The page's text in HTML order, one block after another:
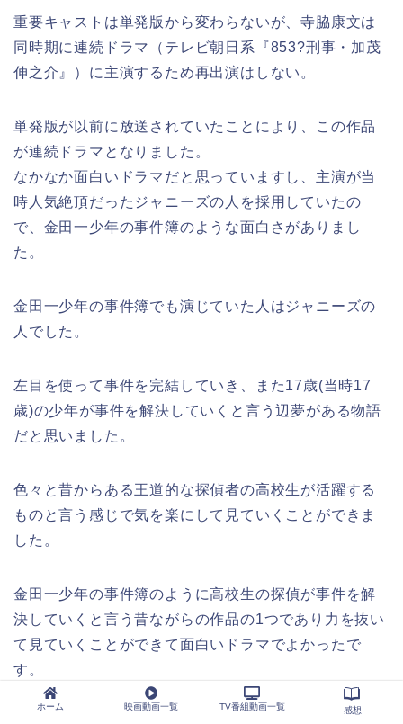
重要キャストは単発版から変わらないが、寺脇康文は
同時期に連続ドラマ（テレビ朝日系『853?刑事・加茂
伸之介』）に主演するため再出演はしない。
単発版が以前に放送されていたことにより、この作品
が連続ドラマとなりました。
なかなか面白いドラマだと思っていますし、主演が当
時人気絶頂だったジャニーズの人を採用していたの
で、金田一少年の事件簿のような面白さがありまし
た。
金田一少年の事件簿でも演じていた人はジャニーズの
人でした。
左目を使って事件を完結していき、また17歳(当時17
歳)の少年が事件を解決していくと言う辺夢がある物語
だと思いました。
色々と昔からある王道的な探偵者の高校生が活躍する
ものと言う感じで気を楽にして見ていくことができま
した。
金田一少年の事件簿のように高校生の探偵が事件を解
決していくと言う昔ながらの作品の1つであり力を抜い
て見ていくことができて面白いドラマでよかったで
す。
ホーム 映画動画一覧 TV番組動画一覧 感想